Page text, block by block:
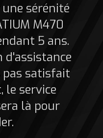
sérénité
M470
5 ans.
d'assistance
pas satisfait
le service
là pour